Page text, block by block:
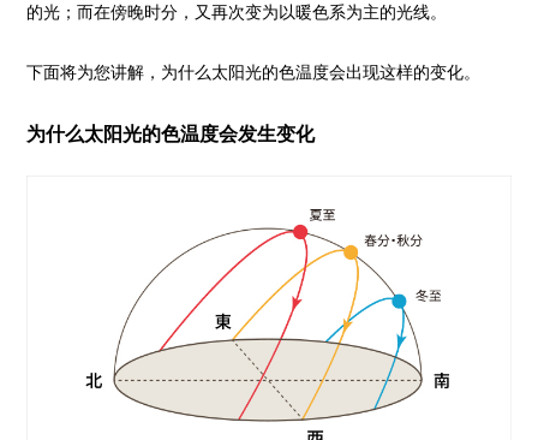
的光；而在傍晚时分，又再次变为以暖色系为主的光线。
下面将为您讲解，为什么太阳光的色温度会出现这样的变化。
为什么太阳光的色温度会发生变化